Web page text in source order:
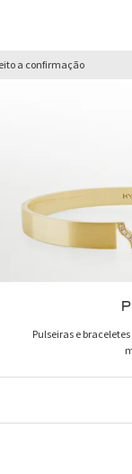
Pulseiras e